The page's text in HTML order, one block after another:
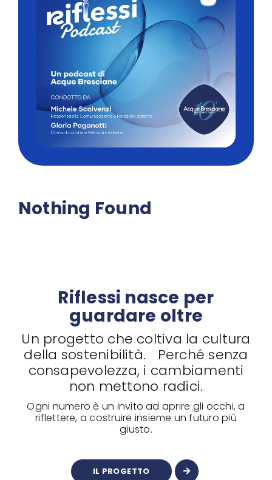
Nothing Found
Riflessi nasce per
guardare oltre
Un progetto che coltiva la cultura
della sostenibilità. Perché senza
consapevolezza, i cambiamenti
non mettono radici.
Ogni numero è un invito ad aprire gli occhi, a
riflettere, a costruire insieme un futuro più
giusto.
IL PROGETTO